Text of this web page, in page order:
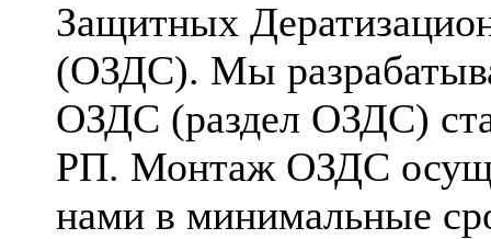
Защитных
(ОЗДС). Мы
ОЗДС (раздел ОЗДС)
РП. Монтаж ОЗДС
нами в минимальные